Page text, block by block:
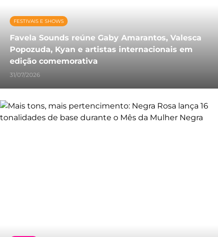
FESTIVAIS E SHOWS
Favela Sounds reúne Gaby Amarantos, Valesca
Popozuda, Kyan e artistas internacionais em
edição comemorativa
31/07/2026